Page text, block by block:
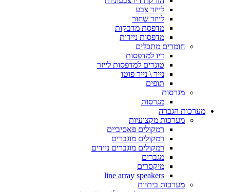
לייזר צבע
לייזר שחור
מדפסת מדבקות
מדפסות ניידות
חומרים מתכלים
דיו למדפסות
טונרים למדפסות לייזר
נייר \ נייר פוטו
תופים
מגרסות
מגרסות
מערכות הגברה
מערכות מקצועיות
רמקולים פאסיביים
רמקולים מוגברים
רמקולים מוגברים ניידים
מגברים
מיקסרים
line array speakers
מערכות ביתיות